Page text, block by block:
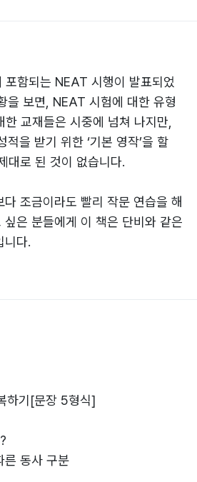
포함되는 NEAT 시행이 발표되었
을 보면, NEAT 시험에 대한 유형
교재들은 시중에 넘쳐 나지만,
을 받기 위한 ‘기본 영작’을 할
대로 된 것이 없습니다.
조금이라도 빨리 작문 연습을 해
싶은 분들에게 이 책은 단비와 같은
니다.
연습 문제가 부족한 한국 문법 교
완하였습니다. 한 단원당 최소
으로 공부하면서 많은 연습을 하
한 책입니다.
힐 수 있는 국내 유일의 교재
하기[문장 5형식]
른 동사 구분